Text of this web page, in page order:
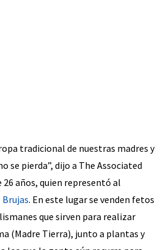
tradicional de nuestras madres y
se pierda”, dijo a The Associated
26 años, quien representó al
Brujas. En este lugar se venden fetos
que sirven para realizar
(Madre Tierra), junto a plantas y